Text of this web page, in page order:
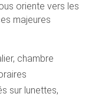
oriente vers les
majeures
chambre
sur lunettes,